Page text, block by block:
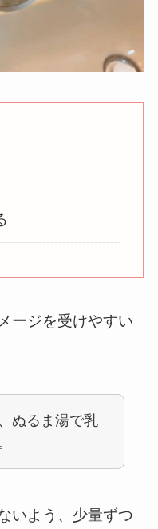
ージを受けやすい
ぬるま湯で乳
いよう、少量ずつ